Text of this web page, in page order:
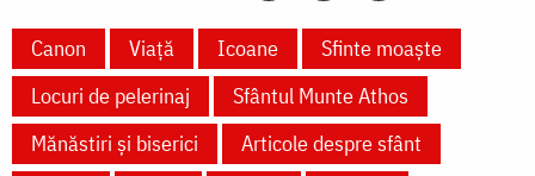
Canon Viață Icoane
Sfinte moaște
Locuri de pelerinaj
Sfântul Munte Athos
Mănăstiri și biserici
Articole despre sfânt